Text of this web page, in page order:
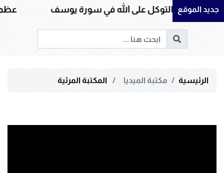
جديد الموقع
والتوكل على الله في سورة يوسف عظمة
الرئيسية مكتبة الميديا المكتبة المرئية